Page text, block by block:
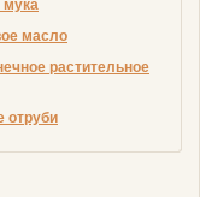
мука
масло
растительное
отруби